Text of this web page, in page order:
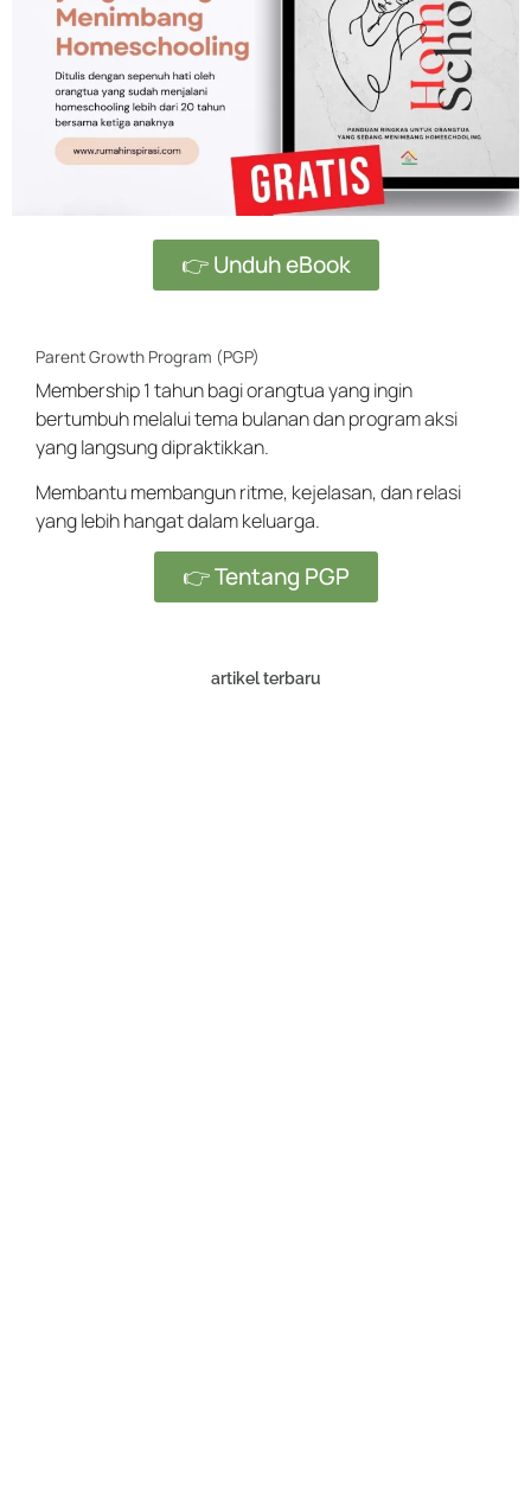
👉 Unduh eBook
Parent Growth Program (PGP)
Membership 1 tahun bagi orangtua yang ingin
bertumbuh melalui tema bulanan dan program aksi
yang langsung dipraktikkan.
Membantu membangun ritme, kejelasan, dan relasi
yang lebih hangat dalam keluarga.
👉 Tentang PGP
artikel terbaru